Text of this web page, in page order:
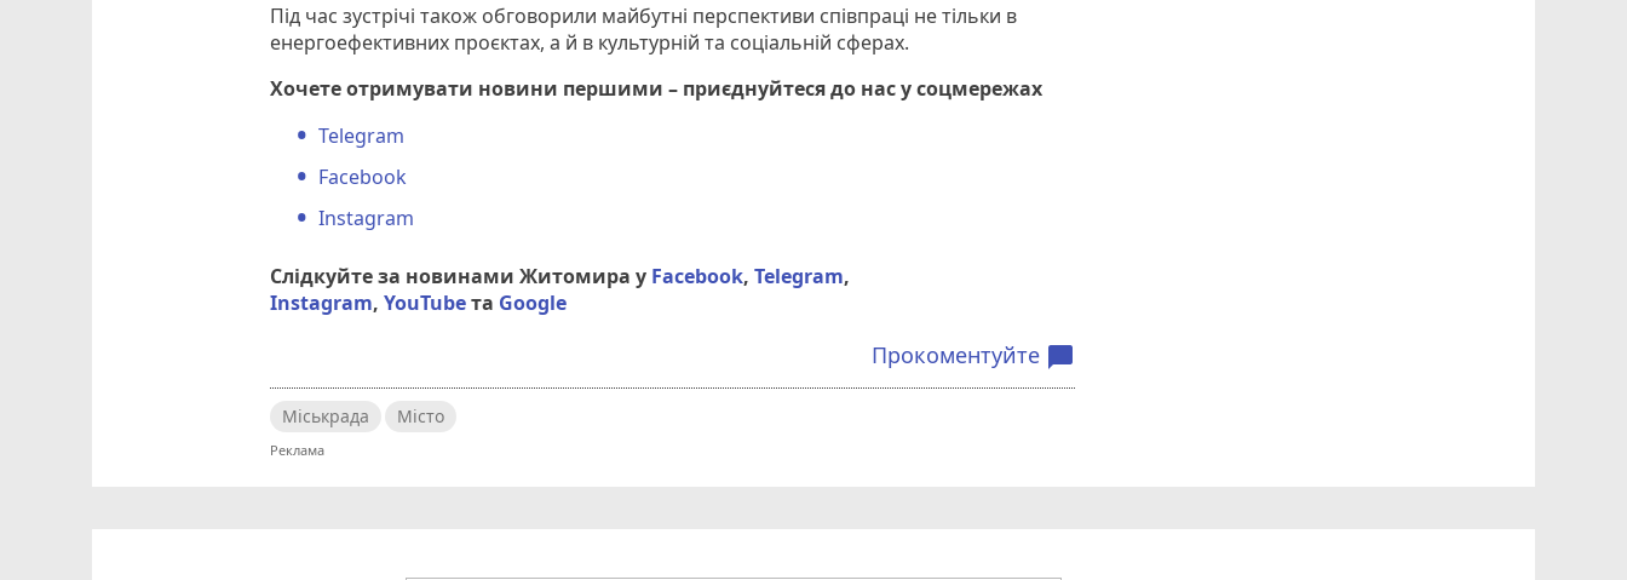
Під час зустрічі також обговорили майбутні перспективи співпраці не тільки в
енергоефективних проєктах, а й в культурній та соціальній сферах.
Хочете отримувати новини першими – приєднуйтеся до нас у соцмережах
Telegram
Facebook
Instagram
Слідкуйте за новинами Житомира у Facebook,Telegram,
Instagram,YouTubeта Google
Прокоментуйте chat_bubble
Міськрада Місто